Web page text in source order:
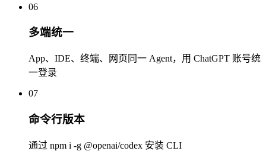
06
多端统一
App、IDE、终端、网页同一 Agent，用 ChatGPT 账号统
一登录
07
命令行版本
通过 npm i -g @openai/codex 安装 CLI